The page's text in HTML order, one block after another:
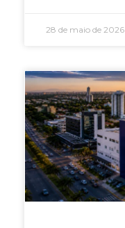
28 de maio de 2026